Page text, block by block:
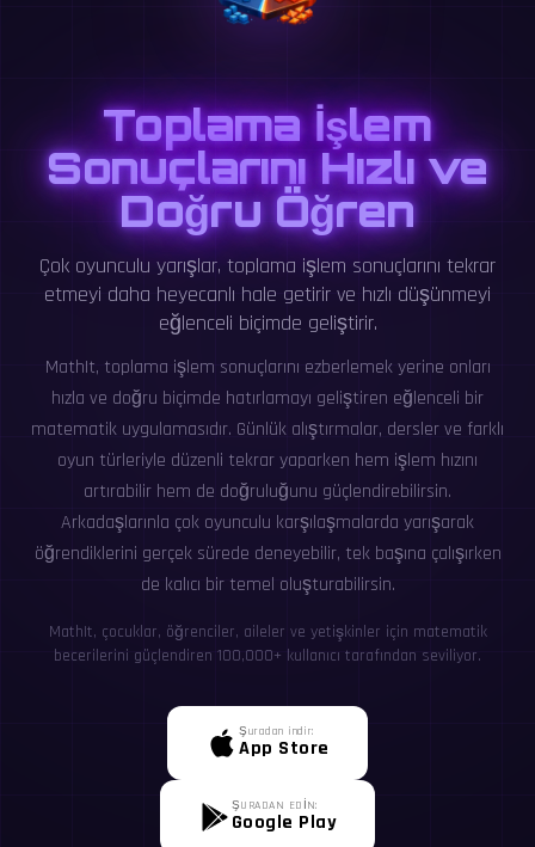
Toplama İşlem
Sonuçlarını Hızlı ve
Doğru Öğren
Çok oyunculu yarışlar, toplama işlem sonuçlarını tekrar
etmeyi daha heyecanlı hale getirir ve hızlı düşünmeyi
eğlenceli biçimde geliştirir.
MathIt, toplama işlem sonuçlarını ezberlemek yerine onları
hızla ve doğru biçimde hatırlamayı geliştiren eğlenceli bir
matematik uygulamasıdır. Günlük alıştırmalar, dersler ve farklı
oyun türleriyle düzenli tekrar yaparken hem işlem hızını
artırabilir hem de doğruluğunu güçlendirebilirsin.
Arkadaşlarınla çok oyunculu karşılaşmalarda yarışarak
öğrendiklerini gerçek sürede deneyebilir, tek başına çalışırken
de kalıcı bir temel oluşturabilirsin.
MathIt, çocuklar, öğrenciler, aileler ve yetişkinler için matematik
becerilerini güçlendiren 100,000+ kullanıcı tarafından seviliyor.
Şuradan indir:
App Store
ŞURADAN EDİN:
Google Play